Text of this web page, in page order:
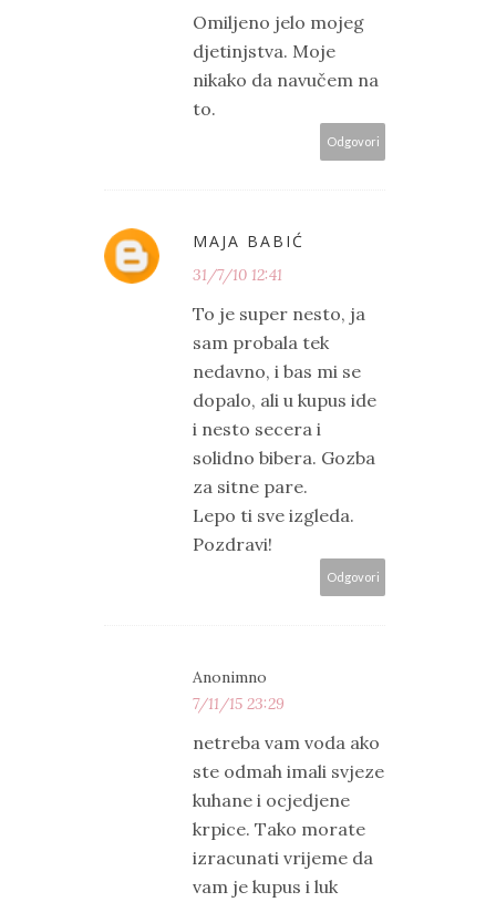
Omiljeno jelo mojeg
djetinjstva. Moje
nikako da navučem na
to.
Odgovori
MAJA BABIĆ
31/7/10 12:41
To je super nesto, ja
sam probala tek
nedavno, i bas mi se
dopalo, ali u kupus ide
i nesto secera i
solidno bibera. Gozba
za sitne pare.
Lepo ti sve izgleda.
Pozdravi!
Odgovori
Anonimno
7/11/15 23:29
netreba vam voda ako
ste odmah imali svjeze
kuhane i ocjedjene
krpice. Tako morate
izracunati vrijeme da
vam je kupus i luk